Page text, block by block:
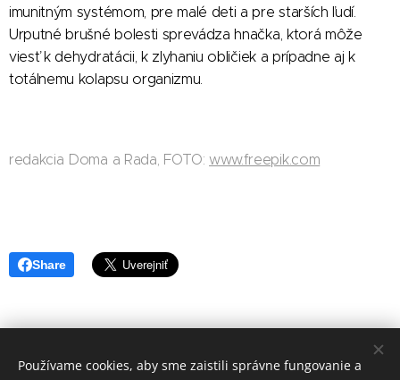
imunitným systémom, pre malé deti a pre starších ľudí.
Urputné brušné bolesti sprevádza hnačka, ktorá môže
viesť k dehydratácii, k zlyhaniu obličiek a prípadne aj k
totálnemu kolapsu organizmu.
redakcia Doma a Rada, FOTO:www.freepik.com
Share
Používame cookies, aby sme zaistili správne fungovanie a